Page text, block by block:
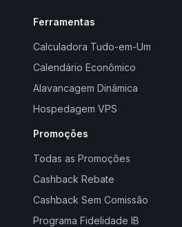
Ferramentas
Calculadora Tudo-em-Um
Calendário Econômico
Alavancagem Dinâmica
Hospedagem VPS
Promoções
Todas as Promoções
Cashback Rebate
Cashback Sem Comissão
Programa Fidelidade IB